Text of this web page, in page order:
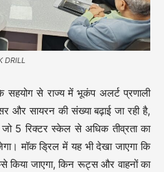
DRILL
से राज्य में भूकंप अलर्ट प्रणाली
और सायरन की संख्या बढ़ाई जा रही है,
जो 5 रिक्टर स्केल से अधिक तीव्रता का
मॉक ड्रिल में यह भी देखा जाएगा कि
किया जाएगा, किन रूट्स और वाहनों का